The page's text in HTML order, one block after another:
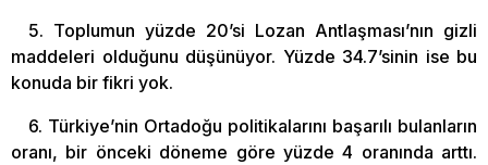
5. Toplumun yüzde 20’si Lozan Antlaşması’nın gizli
maddeleri olduğunu düşünüyor. Yüzde 34.7’sinin ise bu
konuda bir fikri yok.
6. Türkiye’nin Ortadoğu politikalarını başarılı bulanların
oranı, bir önceki döneme göre yüzde 4 oranında arttı.